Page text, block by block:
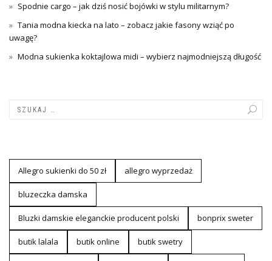
Spodnie cargo – jak dziś nosić bojówki w stylu militarnym?
Tania modna kiecka na lato – zobacz jakie fasony wziąć po
uwagę?
Modna sukienka koktajlowa midi – wybierz najmodniejszą długość
Allegro sukienki do 50 zł allegro wyprzedaż
bluzeczka damska
Bluzki damskie eleganckie producent polski bonprix sweter
butik lalala butik online butik swetry